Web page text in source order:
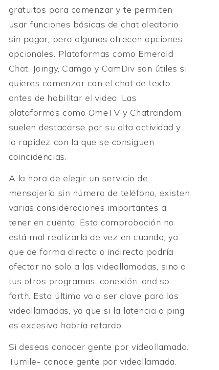
gratuitos para comenzar y te permiten
usar funciones básicas de chat aleatorio
sin pagar, pero algunos ofrecen opciones
opcionales. Plataformas como Emerald
Chat, Joingy, Camgo y CamDiv son útiles si
quieres comenzar con el chat de texto
antes de habilitar el video. Las
plataformas como OmeTV y Chatrandom
suelen destacarse por su alta actividad y
la rapidez con la que se consiguen
coincidencias.
A la hora de elegir un servicio de
mensajería sin número de teléfono, existen
varias consideraciones importantes a
tener en cuenta. Esta comprobación no
está mal realizarla de vez en cuando, ya
que de forma directa o indirecta podría
afectar no solo a las videollamadas, sino a
tus otros programas, conexión, and so
forth. Esto último va a ser clave para las
videollamadas, ya que si la latencia o ping
es excesivo habría retardo.
Si deseas conocer gente por videollamada.
Tumile- conoce gente por videollamada.